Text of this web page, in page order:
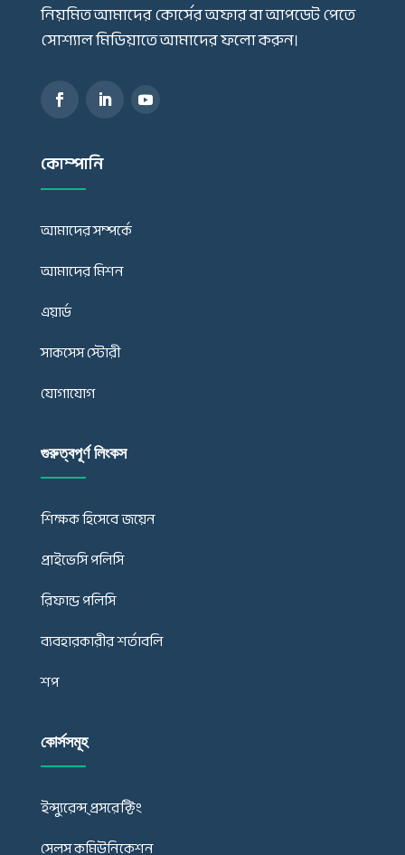
নিয়মিত আমাদের কোর্সের অফার বা আপডেট পেতে
সোশ্যাল মিডিয়াতে আমাদের ফলো করুন।
কোম্পানি
আমাদের সম্পর্কে
আমাদের মিশন
এয়ার্ড
সাকসেস স্টোরী
যোগাযোগ
গুরুত্বপূর্ণ লিংকস
শিক্ষক হিসেবে জয়েন
প্রাইভেসি পলিসি
রিফান্ড পলিসি
ব্যবহারকারীর শর্তাবলি
শপ
কোর্সসমূহ
ইন্স্যুরেন্স্ প্রসরেক্টিং
সেলস কমিউনিকেশন